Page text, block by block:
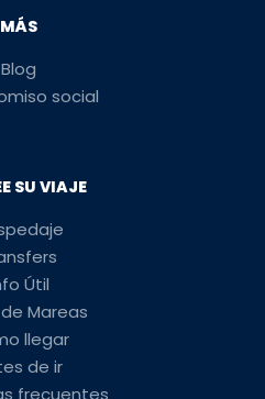
MÁS
Blog
social
SU VIAJE
Útil
Mareas
llegar
de ir
frecuentes